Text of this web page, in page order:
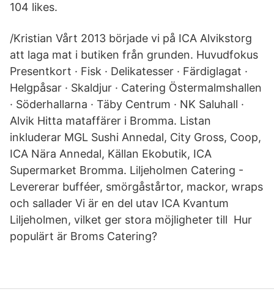
104 likes.
/Kristian Vårt 2013 började vi på ICA Alvikstorg
att laga mat i butiken från grunden. Huvudfokus
Presentkort · Fisk · Delikatesser · Färdiglagat ·
Helgpåsar · Skaldjur · Catering Östermalmshallen
· Söderhallarna · Täby Centrum · NK Saluhall ·
Alvik Hitta mataffärer i Bromma. Listan
inkluderar MGL Sushi Annedal, City Gross, Coop,
ICA Nära Annedal, Källan Ekobutik, ICA
Supermarket Bromma. Liljeholmen Catering -
Levererar bufféer, smörgåstårtor, mackor, wraps
och sallader Vi är en del utav ICA Kvantum
Liljeholmen, vilket ger stora möjligheter till Hur
populärt är Broms Catering?